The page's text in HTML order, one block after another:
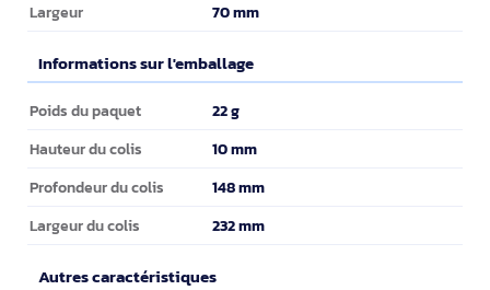
Largeur 70 mm
Informations sur l'emballage
Informations sur l'emballage
Poids du paquet 22 g
Hauteur du colis 10 mm
Profondeur du colis 148 mm
Largeur du colis 232 mm
Autres caractéristiques